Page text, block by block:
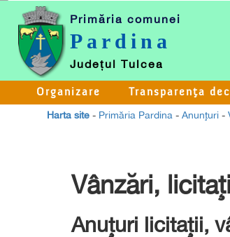
Primăria comunei
Pardina
Județul Tulcea
Organizare Transparenţa
Harta site - Primăria Pardina -Anunţuri -
Vânzări,
Anuţuri licitaţii,